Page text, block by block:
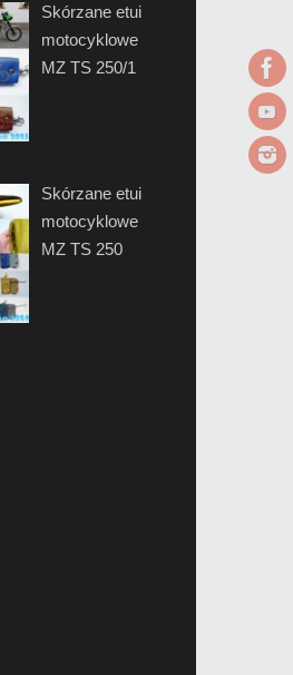
Skórzane etui
motocyklowe
MZ TS 250/1
Skórzane etui
motocyklowe
MZ TS 250